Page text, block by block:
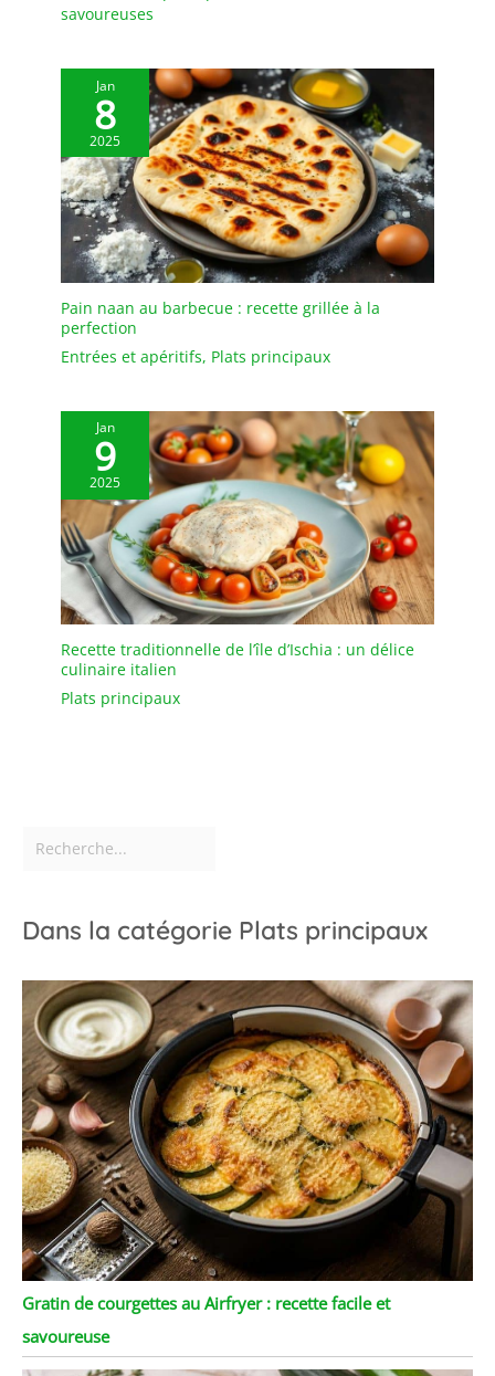
savoureuses
Jan
8
2025
Pain naan au barbecue : recette grillée à la
perfection
Entrées et apéritifs, Plats principaux
Jan
9
2025
Recette traditionnelle de l’île d’Ischia : un délice
culinaire italien
Plats principaux
Dans la catégorie Plats principaux
Gratin de courgettes au Airfryer : recette facile et
savoureuse